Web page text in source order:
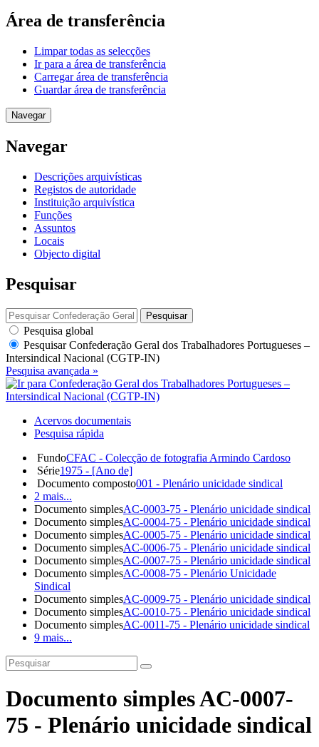
Área de transferência
Limpar todas as selecções
Ir para a área de transferência
Carregar área de transferência
Guardar área de transferência
Navegar
Navegar
Descrições arquivísticas
Registos de autoridade
Instituição arquivística
Funções
Assuntos
Locais
Objecto digital
Pesquisar
Pesquisar
Pesquisa global
PesquisarConfederação Geral dos Trabalhadores Portugueses –
Intersindical Nacional (CGTP-IN)
Pesquisa avançada »
Acervos documentais
Pesquisa rápida
FundoCFAC - Colecção de fotografia Armindo Cardoso
Série1975 - [Ano de]
Documento composto001 - Plenário unicidade sindical
2 mais...
Documento simplesAC-0003-75 - Plenário unicidade sindical
Documento simplesAC-0004-75 - Plenário unicidade sindical
Documento simplesAC-0005-75 - Plenário unicidade sindical
Documento simplesAC-0006-75 - Plenário unicidade sindical
Documento simplesAC-0007-75 - Plenário unicidade sindical
Documento simplesAC-0008-75 - Plenário Unicidade
Sindical
Documento simplesAC-0009-75 - Plenário unicidade sindical
Documento simplesAC-0010-75 - Plenário unicidade sindical
Documento simplesAC-0011-75 - Plenário unicidade sindical
9 mais...
Documento simples AC-0007-
75 - Plenário unicidade sindical